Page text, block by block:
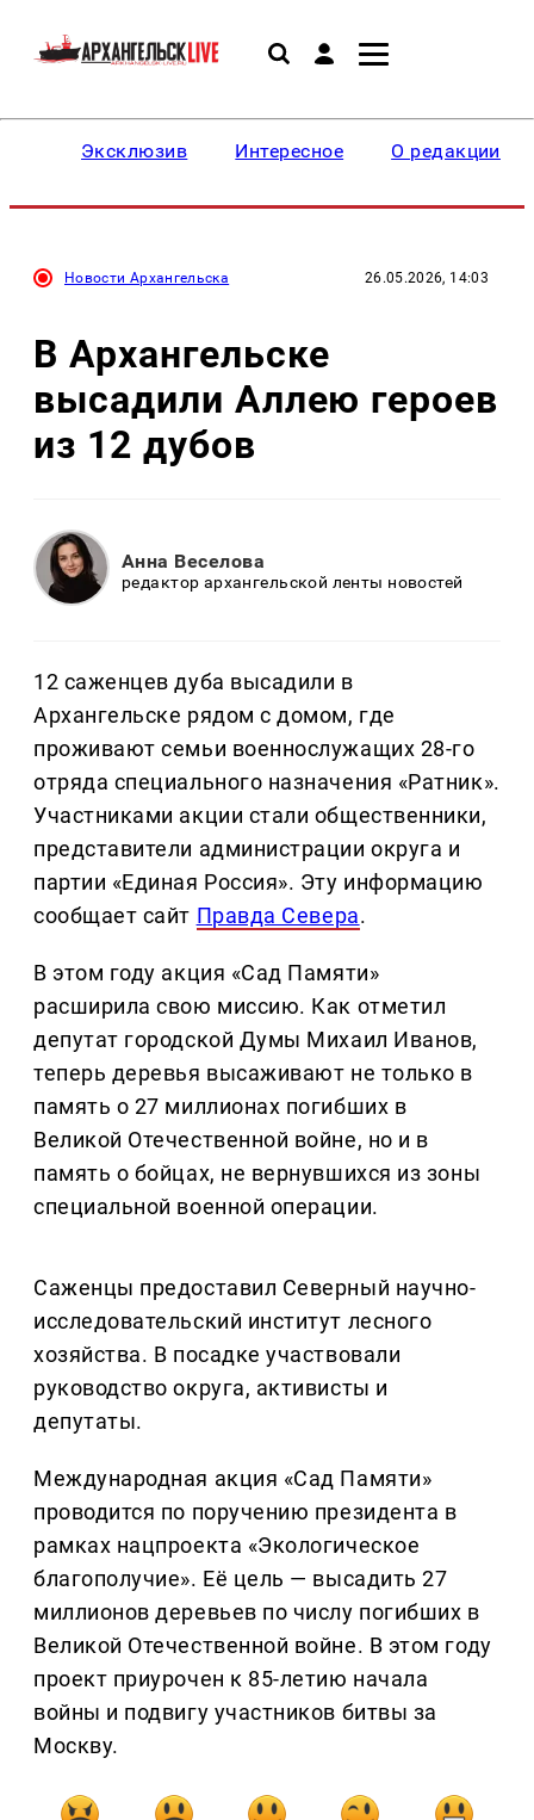
Эксклюзив Интересное О редакции
Новости Архангельска 26.05.2026, 14:03
В Архангельске
высадили Аллею героев
из 12 дубов
Анна Веселова
редактор архангельской ленты новостей
12 саженцев дуба высадили в
Архангельске рядом с домом, где
проживают семьи военнослужащих 28-го
отряда специального назначения «Ратник».
Участниками акции стали общественники,
представители администрации округа и
партии «Единая Россия». Эту информацию
сообщает сайт Правда Севера.
В этом году акция «Сад Памяти»
расширила свою миссию. Как отметил
депутат городской Думы Михаил Иванов,
теперь деревья высаживают не только в
память о 27 миллионах погибших в
Великой Отечественной войне, но и в
память о бойцах, не вернувшихся из зоны
специальной военной операции.
Саженцы предоставил Северный научно-
исследовательский институт лесного
хозяйства. В посадке участвовали
руководство округа, активисты и
депутаты.
Международная акция «Сад Памяти»
проводится по поручению президента в
рамках нацпроекта «Экологическое
благополучие». Её цель — высадить 27
миллионов деревьев по числу погибших в
Великой Отечественной войне. В этом году
проект приурочен к 85-летию начала
войны и подвигу участников битвы за
Москву.